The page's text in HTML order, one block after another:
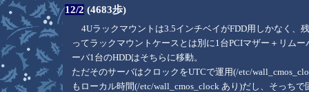
12/2 (4683歩)
4Uラックマウントは3.5インチベイがFDD用しかなく、
ってラックマウントケースとは別に1台PCIマザー＋リム
ーバ1台のHDDはそちらに移動。
ただそのサーバはクロックをUTCで運用(/etc/
もローカル時間(/etc/wall_cmos_clock あり)だし、そっち